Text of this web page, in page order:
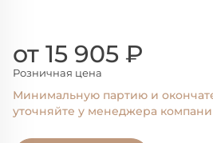
от 15 905 ₽
Розничная цена
Минимальную партию и
уточняйте у менеджера